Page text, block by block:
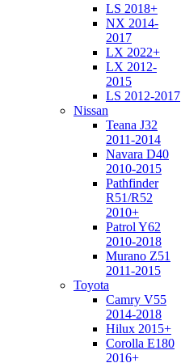
LS 2018+
NX 2014-
2017
LX 2022+
LX 2012-
2015
LS 2012-2017
Nissan
Teana J32
2011-2014
Navara D40
2010-2015
Pathfinder
R51/R52
2010+
Patrol Y62
2010-2018
Murano Z51
2011-2015
Toyota
Camry V55
2014-2018
Hilux 2015+
Corolla E180
2016+